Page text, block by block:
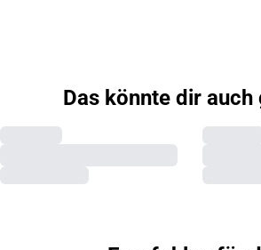
Das könnte dir auch